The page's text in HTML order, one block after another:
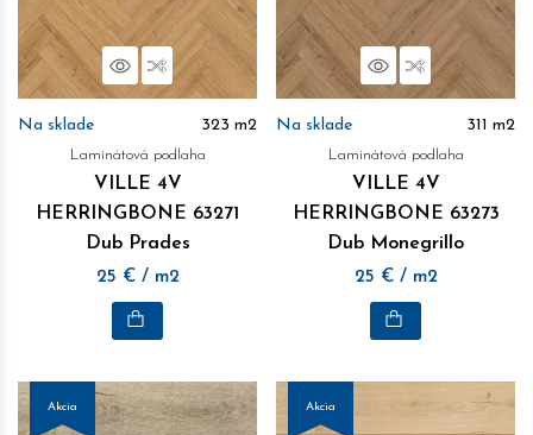
NáhľadPorovnať
Na sklade 323 m2
Laminátová podlaha
VILLE 4V
HERRINGBONE 63271
Dub Prades
25 € / m2
NáhľadPorovnať
Na sklade 311 m2
Laminátová podlaha
VILLE 4V
HERRINGBONE 63273
Dub Monegrillo
25 € / m2
Akcia Akcia